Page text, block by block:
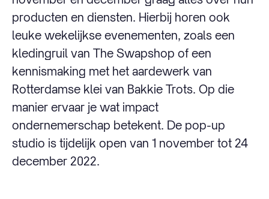
producten en diensten. Hierbij horen ook
leuke wekelijkse evenementen, zoals een
kledingruil van The Swapshop of een
kennismaking met het aardewerk van
Rotterdamse klei van Bakkie Trots. Op die
manier ervaar je wat impact
ondernemerschap betekent. De pop-up
studio is tijdelijk open van 1 november tot 24
december 2022.